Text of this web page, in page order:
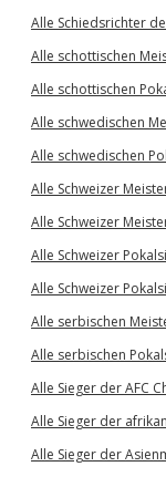
Alle Schiedsrichter
Alle schottischen
Alle schottischen
Alle schwedischen
Alle schwedischen
Alle Schweizer
Alle Schweizer
Alle Schweizer
Alle Schweizer
Alle serbischen
Alle serbischen
Alle Sieger der AFC
Alle Sieger der
Alle Sieger der